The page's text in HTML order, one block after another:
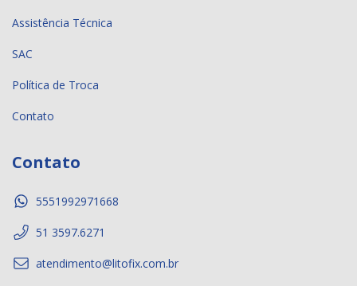
Assistência Técnica
SAC
Política de Troca
Contato
Contato
5551992971668
51 3597.6271
atendimento@litofix.com.br